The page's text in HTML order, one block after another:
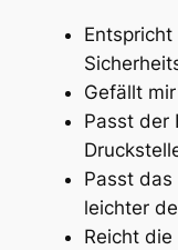
Gefällt
Passt der
Passt
leichter
Reicht